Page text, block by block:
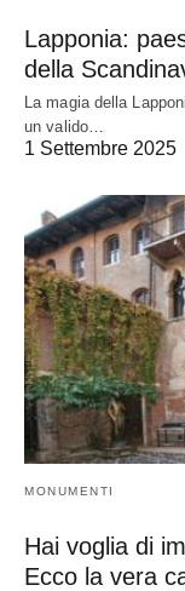
Lapponia:
della
La magia della
un valido…
1 Settembre 2025
MONUMENTI
Hai voglia di
Ecco la vera